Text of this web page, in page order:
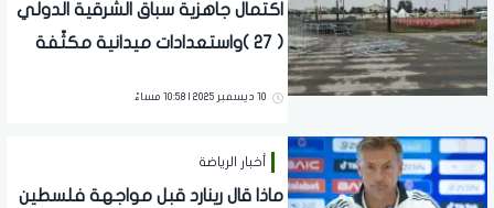
اكتمال جاهزية سباق الشرقية الدولي
( 27 )واستعدادات ميدانية مكثّفة
10 ديسمبر 2025 | 10:58 مساءً
أخبار الرياضة
ماذا قال رينارد قبل مواجهة فلسطين